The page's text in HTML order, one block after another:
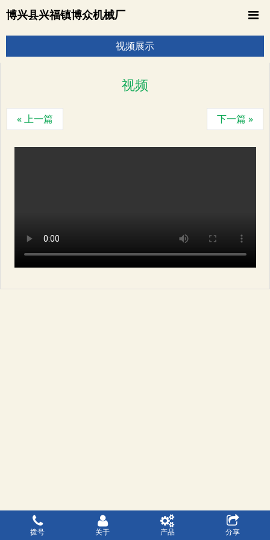
博兴县兴福镇博众机械厂
视频展示
视频
« 上一篇 下一篇 »
拨号 关于 产品 分享